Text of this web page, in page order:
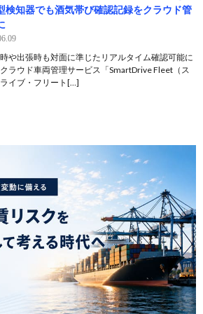
検知器でも酒気帯び確認記録をクラウド管
や出張時も対面に準じたリアルタイム確認可能に
ラウド車両管理サービス「SmartDrive Fleet（ス
イブ・フリート[…]